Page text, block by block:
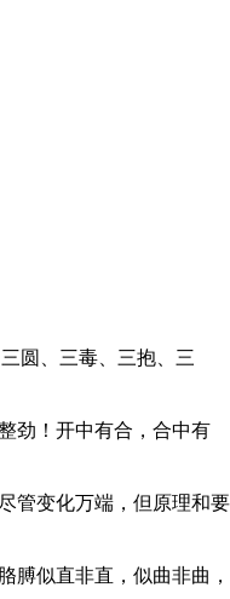
圆、三毒、三抱、三
劲！开中有合，合中有
管变化万端，但原理和要
似直非直，似曲非曲，